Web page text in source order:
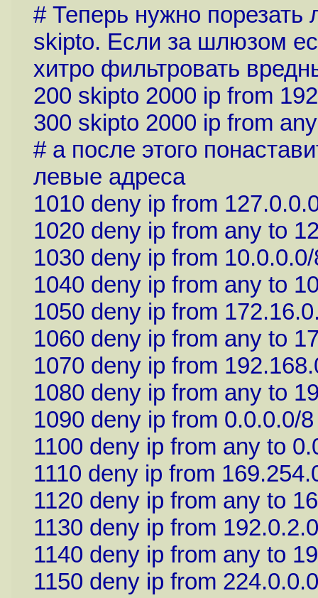
# Теперь нужно
skipto. Если за шлюзом
хитро фильтровать
200 skipto 2000 ip from
300 skipto 2000 ip from
# а после этого
левые адреса
1010 deny ip from
1020 deny ip from any to
1030 deny ip from
1040 deny ip from any to
1050 deny ip from
1060 deny ip from any to
1070 deny ip from
1080 deny ip from any to
1090 deny ip from 0.0.0.0/
1100 deny ip from any to
1110 deny ip from
1120 deny ip from any to
1130 deny ip from
1140 deny ip from any to
1150 deny ip from